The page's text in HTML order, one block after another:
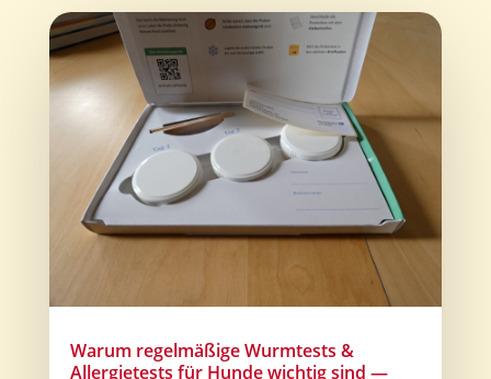
Warum regelmäßige Wurmtests &
Allergietests für Hunde wichtig sind —